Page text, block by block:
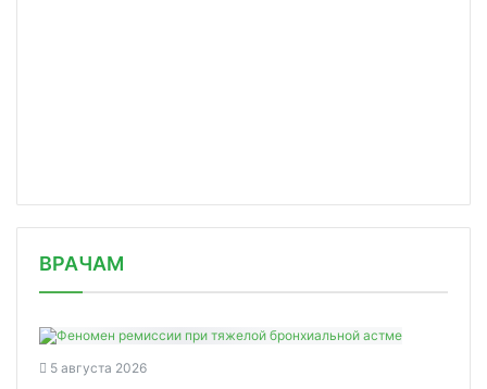
ВРАЧАМ
5 августа 2026